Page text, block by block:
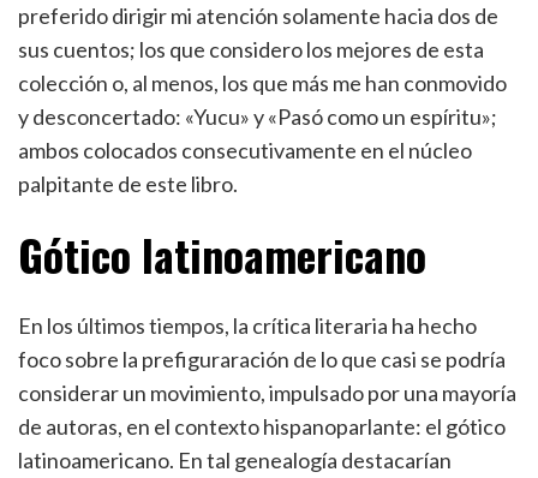
preferido dirigir mi atención solamente hacia dos de
sus cuentos; los que considero los mejores de esta
colección o, al menos, los que más me han conmovido
y desconcertado: «Yucu» y «Pasó como un espíritu»;
ambos colocados consecutivamente en el núcleo
palpitante de este libro.
Gótico latinoamericano
En los últimos tiempos, la crítica literaria ha hecho
foco sobre la prefiguraración de lo que casi se podría
considerar un movimiento, impulsado por una mayoría
de autoras, en el contexto hispanoparlante: el gótico
latinoamericano. En tal genealogía destacarían